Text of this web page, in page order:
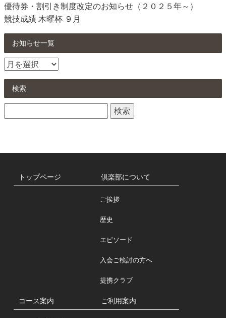
優待券・割引き制度改定のお知らせ（２０２５年～）
競技成績 木曜杯 ９月
お知らせ一覧
お
せ
検索
索:
トップページ 倶楽部について
ご挨拶
歴史
エピソード
入会ご検討の方へ
提携クラブ
コース案内 ご利用案内